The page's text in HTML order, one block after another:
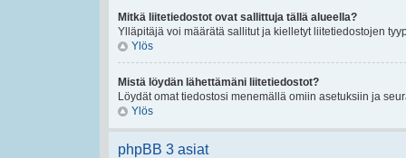
Mitkä liitetiedostot ovat sallittuja tällä alueella?
Ylläpitäjä voi määrätä sallitut ja kielletyt liitetiedostojen
Ylös
Mistä löydän lähettämäni liitetiedostot?
Löydät omat tiedostosi menemällä omiin asetuksiin ja
Ylös
phpBB 3 asiat